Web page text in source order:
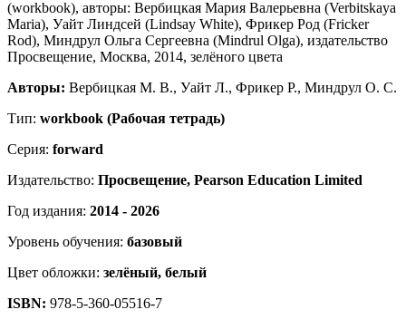
Авторы: Вербицкая М. В., Уайт Л., Фрикер Р., Миндрул О. С.
Тип: workbook (Рабочая тетрадь)
Серия: forward
Издательство: Просвещение, Pearson Education Limited
Год издания: 2014 - 2026
Уровень обучения: базовый
Цвет обложки: зелёный, белый
ISBN: 978-5-360-05516-7